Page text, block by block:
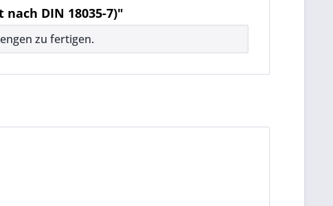
DIN 18035-7)"
zu fertigen.